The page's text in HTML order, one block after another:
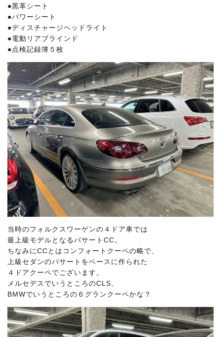
●黒革シート
●パワーシート
●ディスチャージヘッドライト
●電動リアブラインド
●点検記録簿５枚
当時のフォルクスワーゲンの４ドア車では
最上級モデルとなるパサートCC。
ちなみにCCとはコンフォートクーペの略で、
上級セダンのパサートをベースに作られた
４ドアクーペでございます。
メルセデスでいうところのCLS、
BMWでいうところの６グランクーペかな？